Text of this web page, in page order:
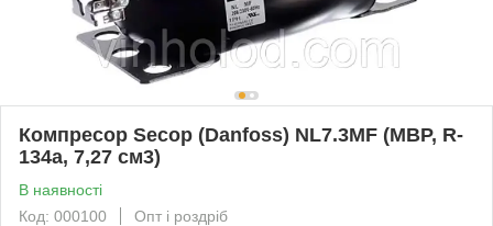
Компресор Secop (Danfoss) NL7.3MF (MBP, R-
134a, 7,27 см3)
В наявності
Код: 000100
Опт і роздріб